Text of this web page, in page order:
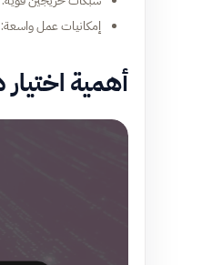
إمكانيات عمل
أهمية اختيار